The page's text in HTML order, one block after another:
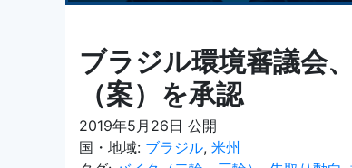
ブラジル環境審議会
（案）を承認
2019年5月26日 公開
国・地域: ブラジル, 米州